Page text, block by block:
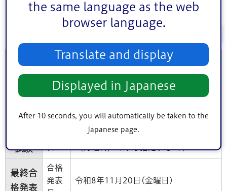
the same language as the web
browser language.
Translate and display
Displayed in Japanese
After 10 seconds, you will automatically be taken to the
Japanese page.
第1次
試験
試験
令和8年9月13日(日曜日)
合格
日
試験
令和8年10月30日(金曜日)、11月2日
最終合
格発表
合格
発表
令和8年11月20日(金曜日)